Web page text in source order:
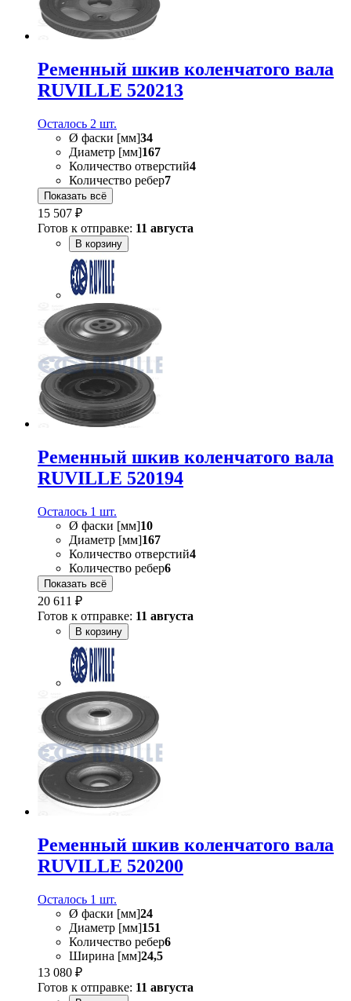
Ременный шкив коленчатого вала
RUVILLE 520213
Осталось 2 шт.
Ø фаски [мм]34
Диаметр [мм]167
Количество отверстий4
Количество ребер7
Показать всё
15 507 ₽
Готов к отправке: 11 августа
В корзину
Ременный шкив коленчатого вала
RUVILLE 520194
Осталось 1 шт.
Ø фаски [мм]10
Диаметр [мм]167
Количество отверстий4
Количество ребер6
Показать всё
20 611 ₽
Готов к отправке: 11 августа
В корзину
Ременный шкив коленчатого вала
RUVILLE 520200
Осталось 1 шт.
Ø фаски [мм]24
Диаметр [мм]151
Количество ребер6
Ширина [мм]24,5
13 080 ₽
Готов к отправке: 11 августа